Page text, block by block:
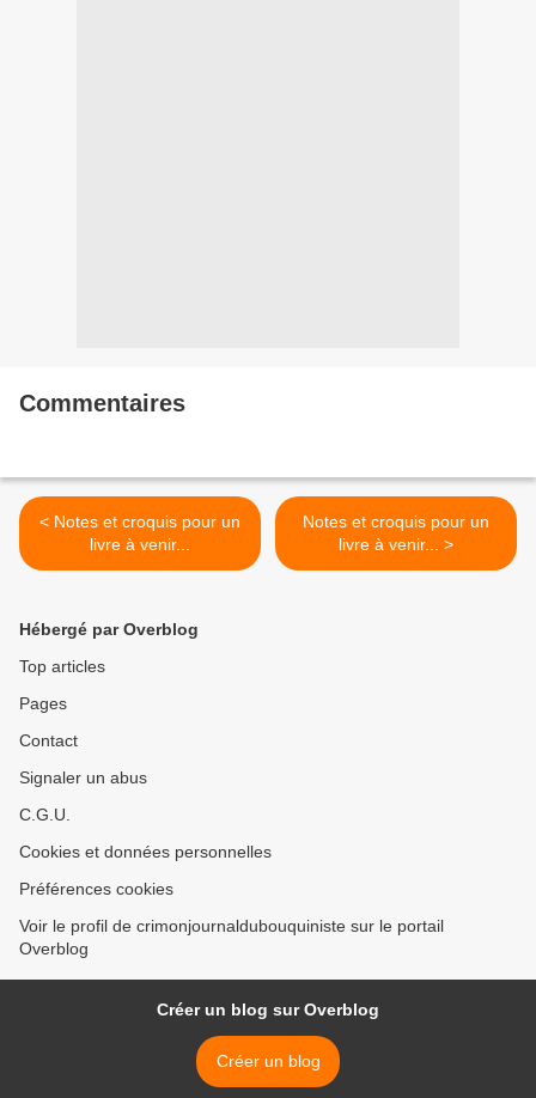
Commentaires
< Notes et croquis pour un
livre à venir...
Notes et croquis pour un
livre à venir... >
Hébergé par Overblog
Top articles
Pages
Contact
Signaler un abus
C.G.U.
Cookies et données personnelles
Préférences cookies
Voir le profil de crimonjournaldubouquiniste sur le portail
Overblog
Créer un blog sur Overblog
Créer un blog